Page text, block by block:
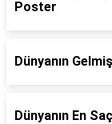
Poster
Dünyanın
Dünyanın En